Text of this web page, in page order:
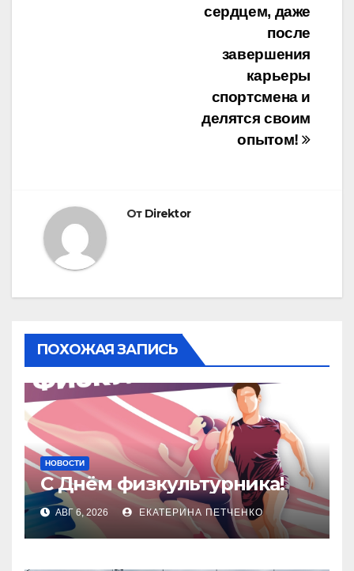
сердцем, даже
после
завершения
карьеры
спортсмена и
делятся своим
опытом!
От Direktor
ПОХОЖАЯ ЗАПИСЬ
НОВОСТИ
С Днём физкультурника!
АВГ 6, 2026 ЕКАТЕРИНА ПЕТЧЕНКО